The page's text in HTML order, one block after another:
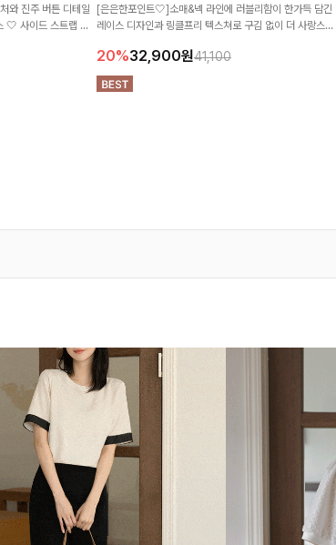
와 진주 버튼 디테일
🤍 사이드 스트랩 포
[은은한포인트🤍]소매&넥 라인에 러블리함이 한가득 담긴
레이스 디자인과 링클프리 텍스쳐로 구김 없이 더 사랑스러
다:)
20%32,900원41,100